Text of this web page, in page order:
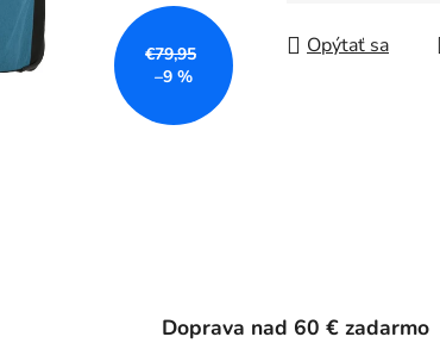
Opýtať sa
€79,95
–9 %
Doprava nad 60 € zadarmo